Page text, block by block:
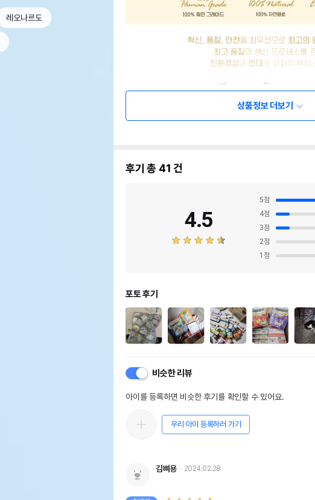
레오나르도
상품정보 더보기
후기 총 41 건
4.5
5점
4점
3점
2점
1 점
포토 후기
비슷한 리뷰
아이를 등록하면 비슷한 후기를 확인할 수 있어요.
우리 아이 등록하러 가기
김삐용 2024.02.28